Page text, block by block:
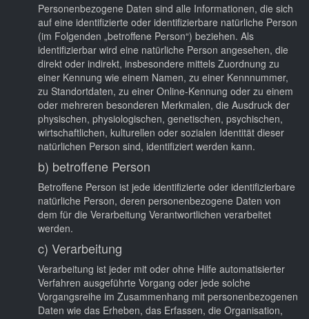
Personenbezogene Daten sind alle Informationen, die sich
auf eine identifizierte oder identifizierbare natürliche Person
(im Folgenden „betroffene Person“) beziehen. Als
identifizierbar wird eine natürliche Person angesehen, die
direkt oder indirekt, insbesondere mittels Zuordnung zu
einer Kennung wie einem Namen, zu einer Kennnummer,
zu Standortdaten, zu einer Online-Kennung oder zu einem
oder mehreren besonderen Merkmalen, die Ausdruck der
physischen, physiologischen, genetischen, psychischen,
wirtschaftlichen, kulturellen oder sozialen Identität dieser
natürlichen Person sind, identifiziert werden kann.
b) betroffene Person
Betroffene Person ist jede identifizierte oder identifizierbare
natürliche Person, deren personenbezogene Daten von
dem für die Verarbeitung Verantwortlichen verarbeitet
werden.
c) Verarbeitung
Verarbeitung ist jeder mit oder ohne Hilfe automatisierter
Verfahren ausgeführte Vorgang oder jede solche
Vorgangsreihe im Zusammenhang mit personenbezogenen
Daten wie das Erheben, das Erfassen, die Organisation,